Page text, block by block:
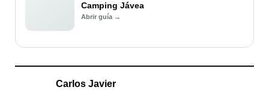
Camping Jávea
Abrir guía →
Carlos Javier